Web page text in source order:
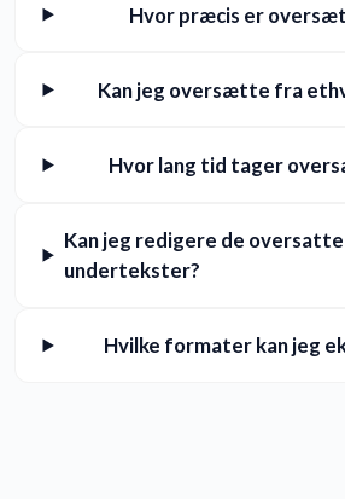
Hvor præcis er
Kan jeg oversætte fra
Hvor lang tid tager
Kan jeg redigere de oversatte
undertekster?
Hvilke formater kan jeg